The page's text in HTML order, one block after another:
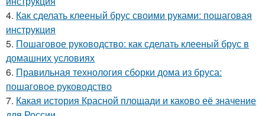
4. Как сделать клееный брус своими руками: пошаговая
инструкция
5. Пошаговое руководство: как сделать клееный брус в
домашних условиях
6. Правильная технология сборки дома из бруса:
пошаговое руководство
7. Какая история Красной площади и каково её значение